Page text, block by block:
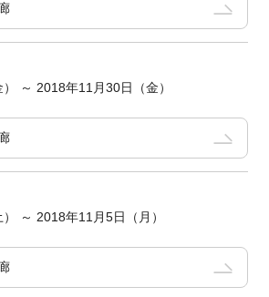
～ 2018年11月30日（金）
～ 2018年11月5日（月）